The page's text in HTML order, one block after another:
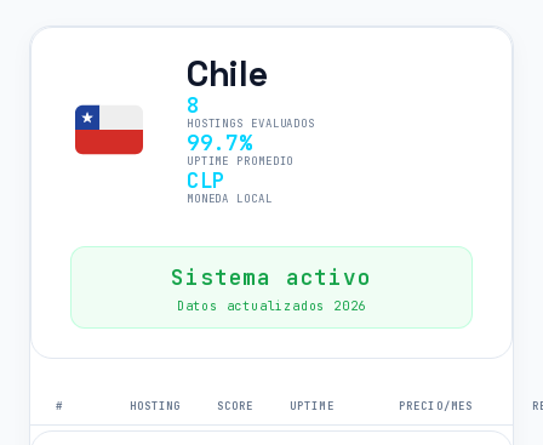
Chile
8
HOSTINGS EVALUADOS
99.7%
UPTIME PROMEDIO
CLP
MONEDA LOCAL
Sistema activo
Datos actualizados 2026
# HOSTING SCORE UPTIME PRECIO/MES